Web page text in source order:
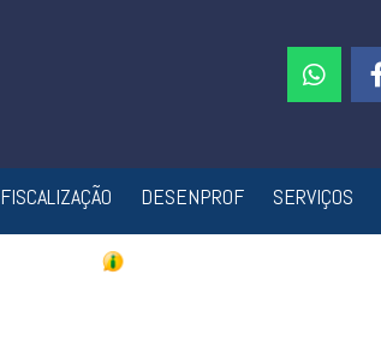
FISCALIZAÇÃO DESENPROF SERVIÇOS